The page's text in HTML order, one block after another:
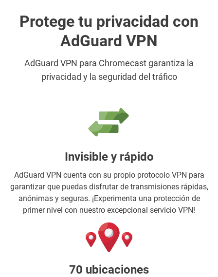
Protege tu privacidad con
AdGuard VPN
AdGuard VPN para Chromecast garantiza la
privacidad y la seguridad del tráfico
Invisible y rápido
AdGuard VPN cuenta con su propio protocolo VPN para
garantizar que puedas disfrutar de transmisiones rápidas,
anónimas y seguras. ¡Experimenta una protección de
primer nivel con nuestro excepcional servicio VPN!
70 ubicaciones